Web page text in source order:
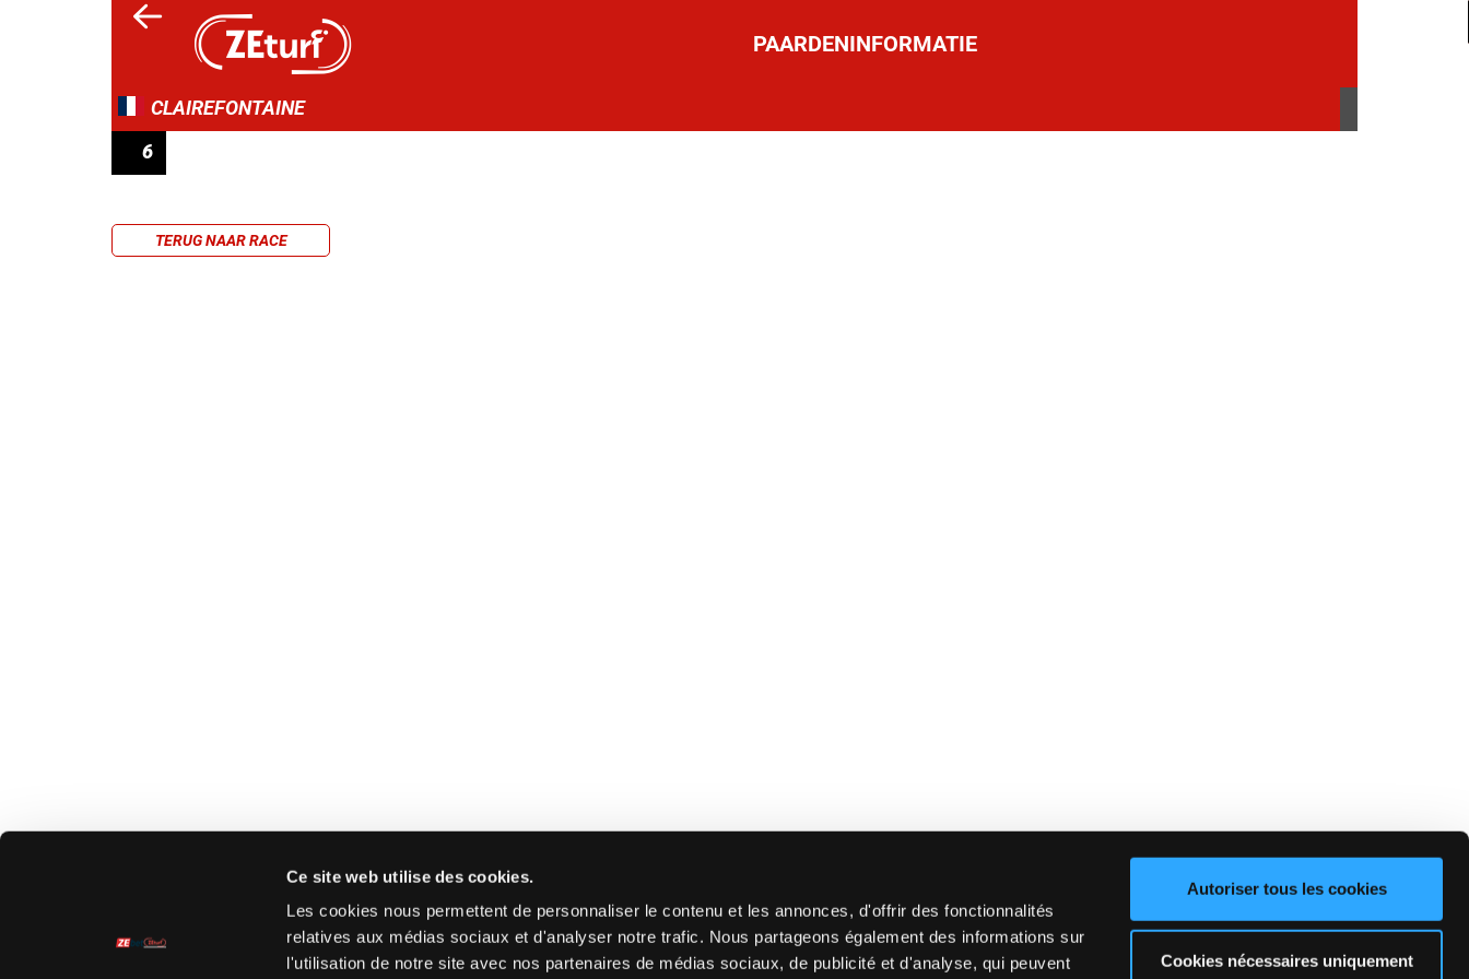
Ce site web utilise des cookies.
Les cookies nous permettent de personnaliser le contenu et les annonces, d'offrir des fonctionnalités
relatives aux médias sociaux et d'analyser notre trafic. Nous partageons également des informations sur
l'utilisation de notre site avec nos partenaires de médias sociaux, de publicité et d'analyse, qui peuvent
Autoriser tous les cookies
Cookies nécessaires uniquement
PAARDENINFORMATIE
CLAIREFONTAINE
6
TERUG NAAR RACE